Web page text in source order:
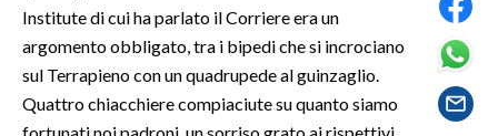
CALCIO
CALCIO REGIONALE
BASKET
Institute di cui ha parlato il Corriere era un
argomento obbligato, tra i bipedi che si incrociano
sul Terrapieno con un quadrupede al guinzaglio.
Quattro chiacchiere compiaciute su quanto siamo
fortunati noi padroni, un sorriso grato ai rispettivi